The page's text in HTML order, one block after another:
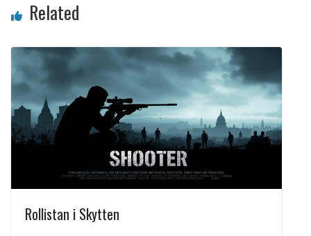
Related
Rollistan i Skytten